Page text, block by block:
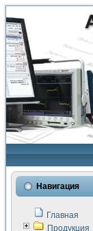
Навигация
Главная
Продукция